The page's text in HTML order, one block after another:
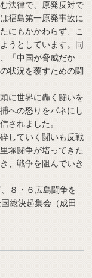
法律で、原発反対で
福島第一原発事故に
にもかかわらず、こ
うとしています。同
「中国が脅威だか
状況を覆すための闘
に世界に轟く闘いを
への怒りをバネにし
されました。
していく闘いも反戦
塚闘争が培ってきた
、戦争を阻んでいき
８・６広島闘争を
総決起集会（成田